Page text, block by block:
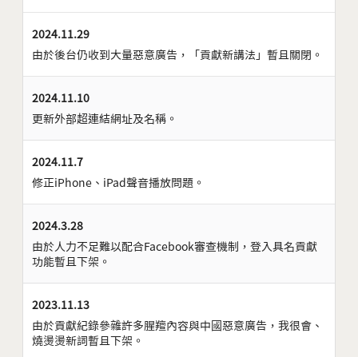
2024.11.29
由於後台仍收到大量惡意廣告，「貢獻新講法」暫且關閉。
2024.11.10
更新外部超連結網址及名稱。
2024.11.7
修正iPhone、iPad聲音播放問題。
2024.3.28
由於人力不足難以配合Facebook審查機制，登入具名貢獻
功能暫且下架。
2023.11.13
由於貢獻紀錄參雜許多腥羶內容與中國惡意廣告，我很會、
燒燙燙新詞暫且下架。